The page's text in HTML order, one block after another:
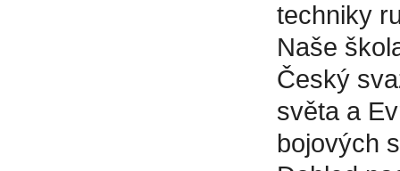
techniky
Naše
Český
světa a
bojových